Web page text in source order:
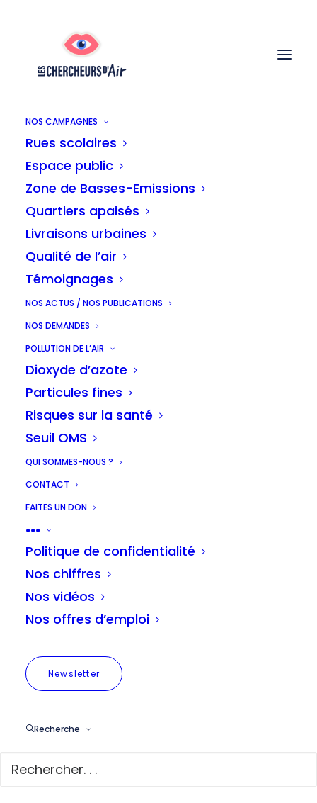
NOS CAMPAGNES
Rues scolaires
Espace public
Zone de Basses-Emissions
Quartiers apaisés
Livraisons urbaines
Qualité de l’air
Témoignages
NOS ACTUS / NOS PUBLICATIONS
NOS DEMANDES
POLLUTION DE L’AIR
Dioxyde d’azote
Particules fines
Risques sur la santé
Seuil OMS
QUI SOMMES-NOUS ?
CONTACT
FAITES UN DON
●●●
Politique de confidentialité
Nos chiffres
Nos vidéos
Nos offres d’emploi
Newsletter
Recherche
Les mouvements
citoyens bruxellois
réclament des zones
résidentielles dans tous
les quartiers de
Bruxelles
La crise sanitaire nous oblige à regarder
la réalité en face : l’espace pour les
piétons et les cyclistes est trop restreint.
La répartition disproportionnée de
l’espace public en faveur du trafic
motorisé est devenue évidente ces jours-
ci. Malgré une baisse de trafic de 85%, les
rues restent réservées au transport
l’exclusivité. De leur côté, les usagers doux
doivent se serrer les uns aux autres et ne
distance imposée, surtout dans les
capitale.